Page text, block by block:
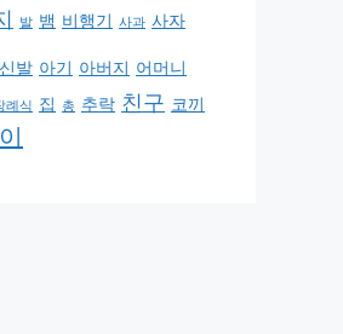
발 뱀 비행기 사과 사자
신발 아기 아버지 어머니
례식 집 총 추락 친구 코끼